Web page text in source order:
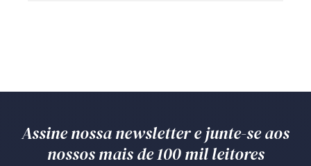
Assine nossa newsletter e junte-se aos
nossos mais de 100 mil leitores